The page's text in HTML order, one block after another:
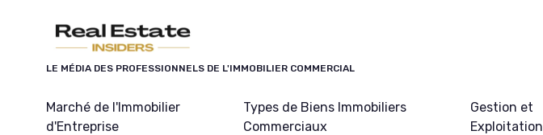
LE MÉDIA DES PROFESSIONNELS DE L'IMMOBILIER COMMERCIAL
Marché de l'Immobilier
d'Entreprise
Types de Biens Immobiliers
Commerciaux
Gestion et
Exploitation